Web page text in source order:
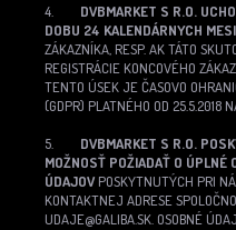
4. DVBMARKET S R.O.
DOBU 24 KALENDÁRNYCH
ZÁKAZNÍKA, RESP. AK TÁTO
REGISTRÁCIE KONCOVÉHO
TENTO ÚSEK JE ČASOVO
(GDPR) PLATNÉHO OD 25.5.2018
5. DVBMARKET S R.O.
MOŽNOSŤ POŽIADAŤ O ÚPLNÉ
ÚDAJOV POSKYTNUTÝCH PRI
KONTAKTNEJ ADRESE
UDAJE@GALIBA.SK. OSOBNÉ